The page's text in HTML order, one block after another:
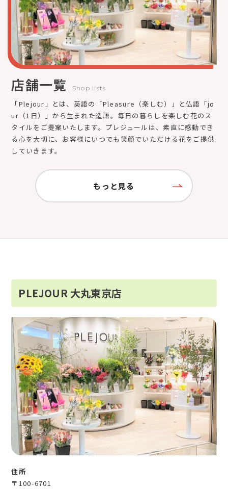
店舗一覧 Shop lists
「Plejour」とは、英語の「Pleasure（楽しむ）」と仏語「jo
ur（1日）」から生まれた造語。毎日の暮らしを楽しむ花のス
タイルをご提案いたします。プレジュールは、素直に感動でき
る心を大切に、お客様にいつでも笑顔でいただける花をご提供
していきます。
もっと見る
PLEJOUR 大丸東京店
住所
〒100-6701